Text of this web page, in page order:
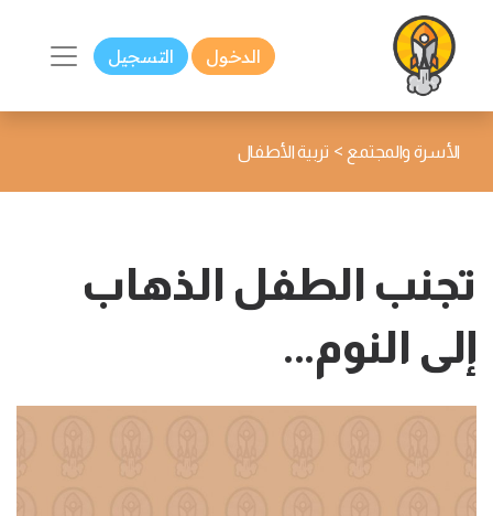
الدخول التسجيل
الأسرة والمجتمع > تربية الأطفال
تجنب الطفل الذهاب
إلى النوم...